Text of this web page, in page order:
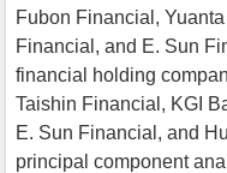
Fubon Financial,
Financial, and E. Sun
financial holding
Taishin Financial, KGI
E. Sun Financial, and
principal component